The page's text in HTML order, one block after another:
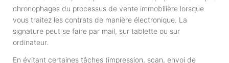
chronophages du processus de vente immobilière lorsque
vous traitez les contrats de manière électronique. La
signature peut se faire par mail, sur tablette ou sur
ordinateur.
En évitant certaines tâches (impression, scan, envoi de